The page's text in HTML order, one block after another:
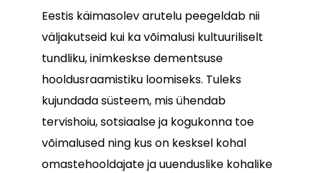
Eestis käimasolev arutelu peegeldab nii
väljakutseid kui ka võimalusi kultuuriliselt
tundliku, inimkeskse dementsuse
hooldusraamistiku loomiseks. Tuleks
kujundada süsteem, mis ühendab
tervishoiu, sotsiaalse ja kogukonna toe
võimalused ning kus on kesksel kohal
omastehooldajate ja uuenduslike kohalike